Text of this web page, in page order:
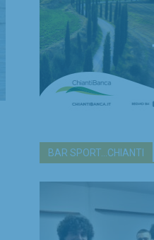
BAR SPORT...CHIANTI